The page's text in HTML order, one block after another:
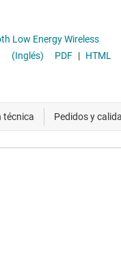
Low Energy Wireless
(Inglés) PDF | HTML